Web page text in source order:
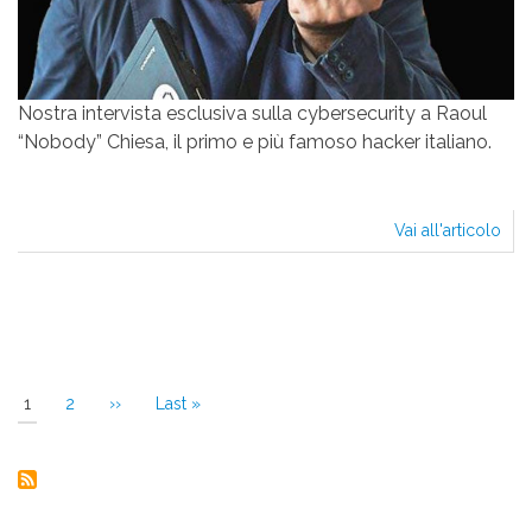
Nostra intervista esclusiva sulla cybersecurity a Raoul
“Nobody” Chiesa, il primo e più famoso hacker italiano.
Vai all'articolo
Pagina
attuale
1 Page
2
Pagina
››
Ultima
Last »